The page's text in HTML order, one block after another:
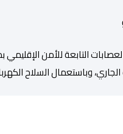
التابعة للأمن الإقليمي
6 غشت الجاري، وباستعمال السلاح